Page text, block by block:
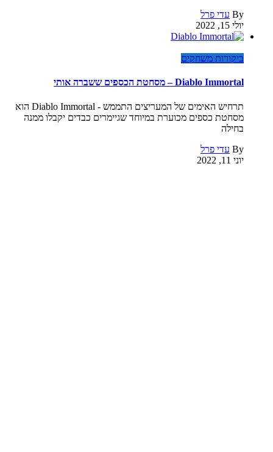
By עדי פרל
יולי 15, 2022
ביקורות משחקים
Diablo Immortal – מסחטת הכספים ששברה אותי
תרחיש האימים של המעריצים התממש - Diablo Immortal הוא
מסחטת כספים מכוערת במיוחד שגיימרים כבדים יקבלו ממנה
בחילה
By עדי פרל
יוני 11, 2022